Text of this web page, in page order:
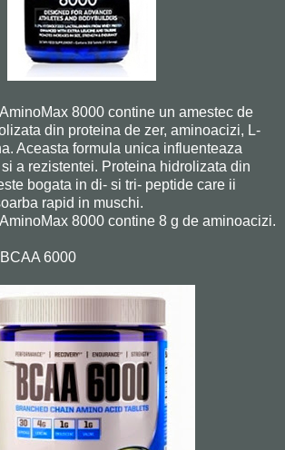
8000 contine un amestec de
din proteina de zer, aminoacizi, L-
Aceasta formula unica influenteaza
a rezistentei. Proteina hidrolizata din
bogata in di- si tri- peptide care ii
rapid in muschi.
8000 contine 8 g de aminoacizi.
6000